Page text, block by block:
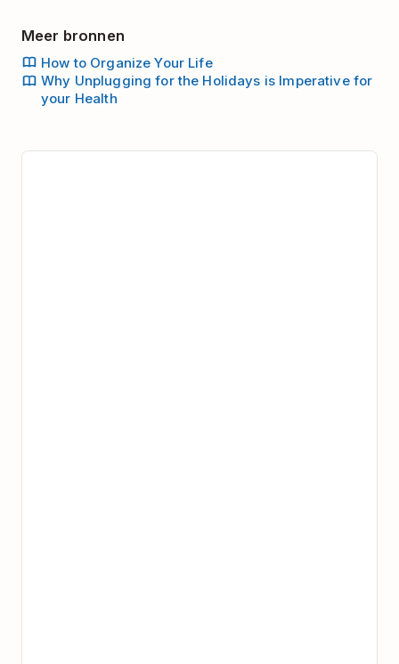
Meer bronnen
How to Organize Your Life
Why Unplugging for the Holidays is Imperative for
your Health